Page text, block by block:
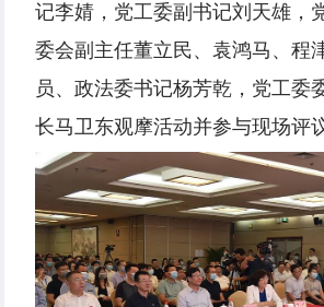
记李婧，党工委副书记刘天雄，
委会副主任董立民、袁鸿马、程
员、政法委书记杨芳乾，党工委
长马卫东观摩活动并参与现场评